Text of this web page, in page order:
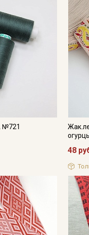
№721
48
обработки персональных
обработку персональных